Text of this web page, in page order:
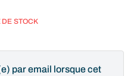
STOCK
par email lorsque cet